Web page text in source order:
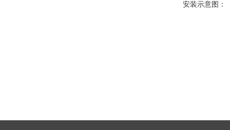
安装示意图：